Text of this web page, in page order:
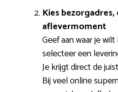
Kies bezorgadres,
aflevermoment
Geef aan waar je
selecteer een
Je krijgt direct de
Bij veel online